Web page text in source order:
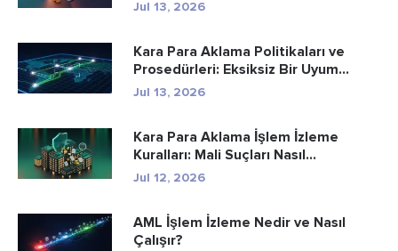
Jul 13, 2026
Kara Para Aklama Politikaları ve
Prosedürleri: Eksiksiz Bir Uyum...
Jul 13, 2026
Kara Para Aklama İşlem İzleme
Kuralları: Mali Suçları Nasıl...
Jul 12, 2026
AML İşlem İzleme Nedir ve Nasıl
Çalışır?